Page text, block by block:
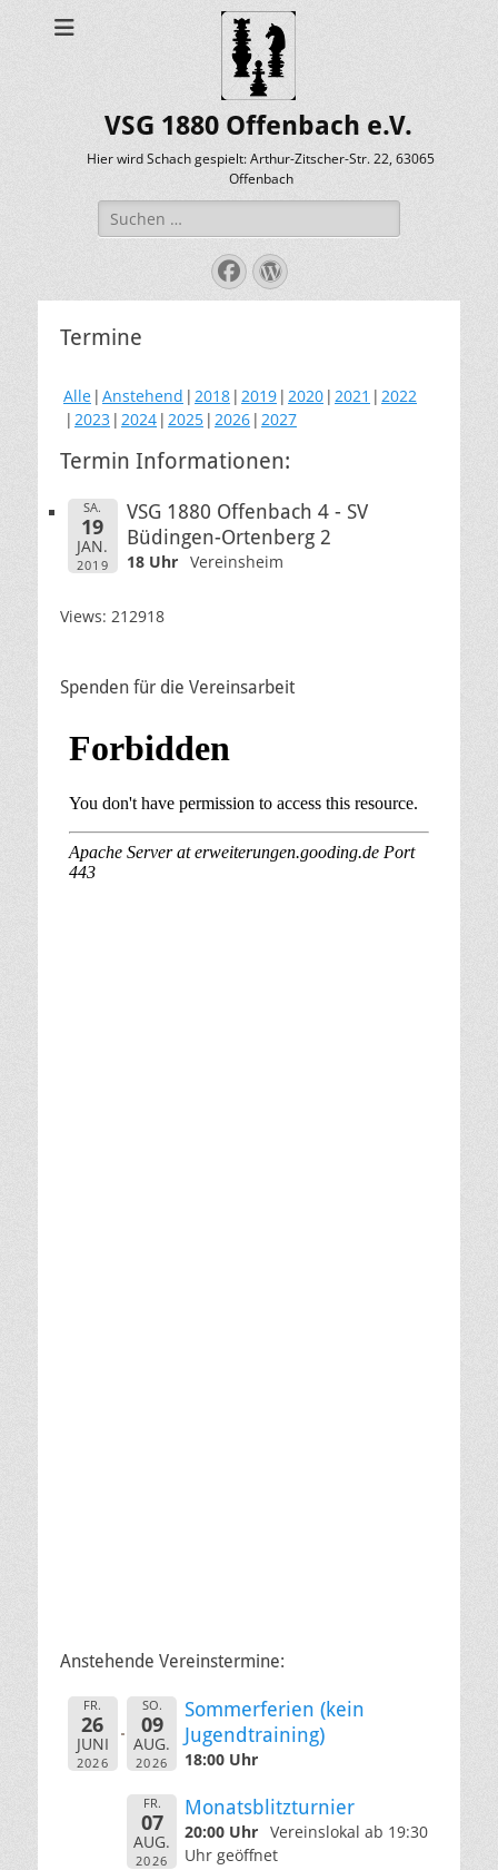
VSG 1880 Offenbach e.V.
Hier wird Schach gespielt: Arthur-Zitscher-Str. 22, 63065
Offenbach
Suche
nach:
Facebook
WordPress
Termine
Alle Anstehend 2018 2019 2020 2021
2022
2023 2024 2025 2026 2027
Termin Informationen:
SA.
19
JAN.
2019
VSG 1880 Offenbach 4 - SV
Büdingen-Ortenberg 2
18 Uhr Vereinsheim
Views: 212918
Spenden für die Vereinsarbeit
Anstehende Vereinstermine:
FR.
26
JUNI
2026
SO.
09
AUG.
2026
Sommerferien (kein
Jugendtraining)
18:00 Uhr
FR.
07
AUG.
2026
Monatsblitzturnier
20:00 Uhr Vereinslokal ab 19:30
Uhr geöffnet